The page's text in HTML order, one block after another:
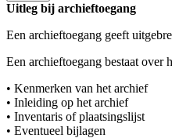
Uitleg bij archieftoegang
Een archieftoegang geeft
Een archieftoegang bestaat over
• Kenmerken van het archief
• Inleiding op het archief
• Inventaris of plaatsingslijst
• Eventueel bijlagen